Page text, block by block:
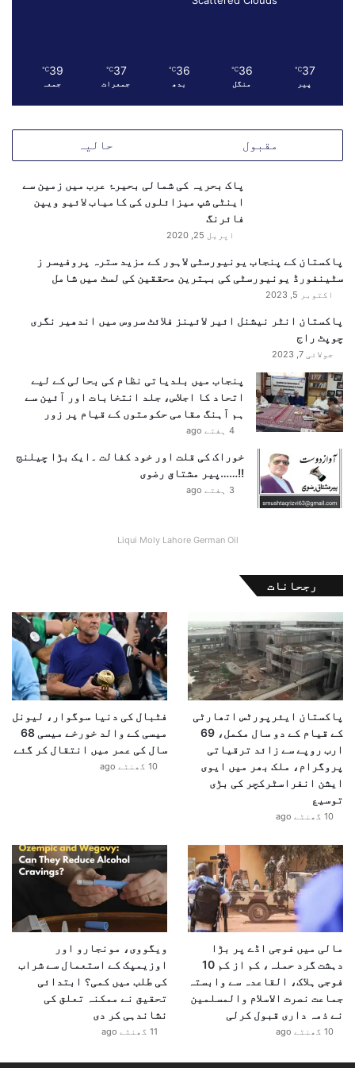
37
℃
پیر
36
℃
منگل
36
℃
بدھ
37
℃
جمعرات
39
℃
جمعہ
مقبول حالیہ
پاک بحریہ کی شمالی بحیرۂ عرب میں زمین سے
اینٹی شپ میزائلوں کی کامیاب لائیو ویپن
فائرنگ
اپریل 25, 2020
پاکستان کے پنجاب یونیورسٹی لاہور کے مزید سترہ پروفیسر ز
سٹینفورڈ یونیورسٹی کی بہترین محققین کی لسٹ میں شامل
اکتوبر 5, 2023
پاکستان انٹر نیشنل ائیر لائینز فلائٹ سروس میں اندھیر نگری
چوپٹ راج
جولائی 7, 2023
پنجاب میں بلدیاتی نظام کی بحالی کے لیے
اتحاد کا اجلاس، جلد انتخابات اور آئین سے
ہم آہنگ مقامی حکومتوں کے قیام پر زور
4 ہفتے ago
خوراک کی قلت اور خود کفالت ۔ایک بڑا چیلنج
!!……پیر مشتاق رضوی
3 ہفتے ago
Liqui Moly Lahore German Oil
رجحانات
پاکستان ایئرپورٹس اتھارٹی
کے قیام کے دو سال مکمل، 69
ارب روپے سے زائد ترقیاتی
پروگرام، ملک بھر میں ایوی
ایشن انفراسٹرکچر کی بڑی
توسیع
10 گھنٹے ago
فٹبال کی دنیا سوگوار، لیونل
میسی کے والد خورخے میسی 68
سال کی عمر میں انتقال کر گئے
10 گھنٹے ago
مالی میں فوجی اڈے پر بڑا
دہشت گرد حملہ، کم از کم 10
فوجی ہلاک، القاعدہ سے وابستہ
جماعت نصرت الاسلام والمسلمین
نے ذمہ داری قبول کرلی
10 گھنٹے ago
ویگووی، مونجارو اور
اوزیمپک کے استعمال سے شراب
کی طلب میں کمی؟ ابتدائی
تحقیق نے ممکنہ تعلق کی
نشاندہی کر دی
11 گھنٹے ago